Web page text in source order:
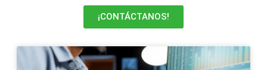
¡CONTÁCTANOS!